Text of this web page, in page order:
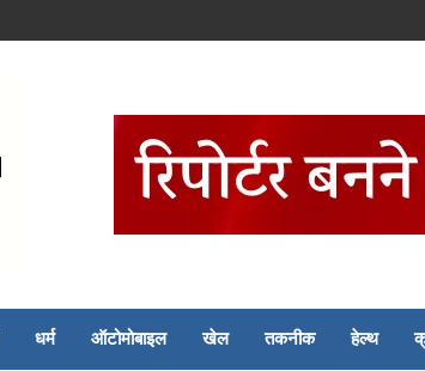
धर्म ऑटोमोबाइल खेल तकनीक हेल्थ